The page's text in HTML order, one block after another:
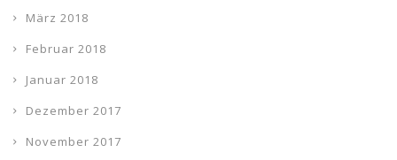
März 2018
Februar 2018
Januar 2018
Dezember 2017
November 2017